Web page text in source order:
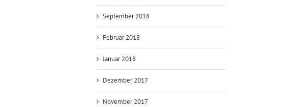
September 2018
Februar 2018
Januar 2018
Dezember 2017
November 2017